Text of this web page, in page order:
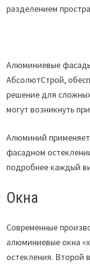
разделением
Алюминиевые
АбсолютСтрой,
решение для
могут возникнуть
Алюминий
фасадном
подробнее каждый
Окна
Современные
алюминиевые окна
остекления. Второй